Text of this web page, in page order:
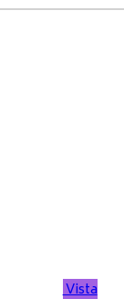
Vista